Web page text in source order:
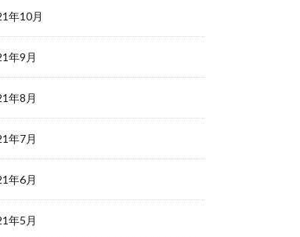
年10月
年9月
年8月
年7月
年6月
年5月